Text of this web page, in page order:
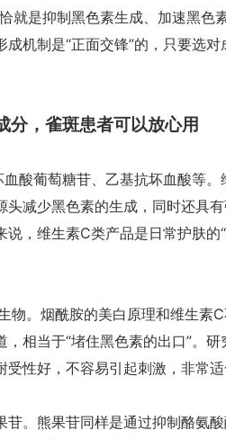
就是抑制黑色素生成、加速黑色
机制是“正面交锋”的，只要选
分，雀斑患者可以放心用
葡萄糖苷、乙基抗坏血酸等。
减少黑色素的生成，同时还具
，维生素C类产品是日常护肤的
。烟酰胺的美白原理和维生素C
相当于“堵住黑色素的出口”。
性好，不容易引起刺激，非常适
熊果苷同样是通过抑制酪氨酸